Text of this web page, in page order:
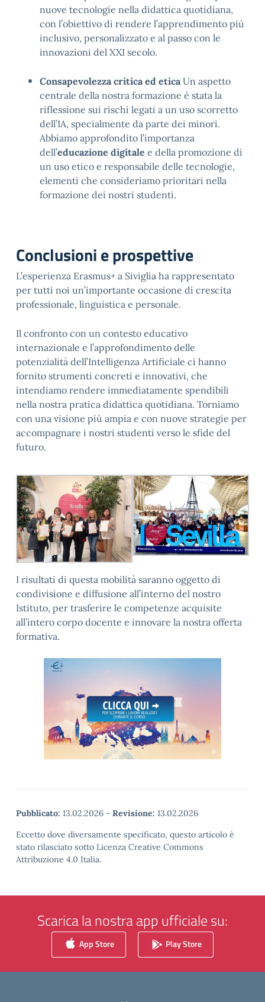
nuove tecnologie nella didattica quotidiana,
con l’obiettivo di rendere l’apprendimento più
inclusivo, personalizzato e al passo con le
innovazioni del XXI secolo.
Consapevolezza critica ed eticaUn aspetto
centrale della nostra formazione è stata la
riflessione sui rischi legati a un uso scorretto
dell’IA, specialmente da parte dei minori.
Abbiamo approfondito l’importanza
dell’educazione digitale e della promozione di
un uso etico e responsabile delle tecnologie,
elementi che consideriamo prioritari nella
formazione dei nostri studenti.
Conclusioni e prospettive
L’esperienza Erasmus+ a Siviglia ha rappresentato
per tutti noi un’importante occasione di crescita
professionale, linguistica e personale.
Il confronto con un contesto educativo
internazionale e l’approfondimento delle
potenzialità dell’Intelligenza Artificiale ci hanno
fornito strumenti concreti e innovativi, che
intendiamo rendere immediatamente spendibili
nella nostra pratica didattica quotidiana. Torniamo
con una visione più ampia e con nuove strategie per
accompagnare i nostri studenti verso le sfide del
futuro.
I risultati di questa mobilità saranno oggetto di
condivisione e diffusione all’interno del nostro
Istituto, per trasferire le competenze acquisite
all’intero corpo docente e innovare la nostra offerta
formativa.
Pubblicato: 13.02.2026 - Revisione: 13.02.2026
Eccetto dove diversamente specificato, questo articolo è
stato rilasciato sotto Licenza Creative Commons
Attribuzione 4.0 Italia.
Scarica la nostra app ufficiale su:
App Store Play Store